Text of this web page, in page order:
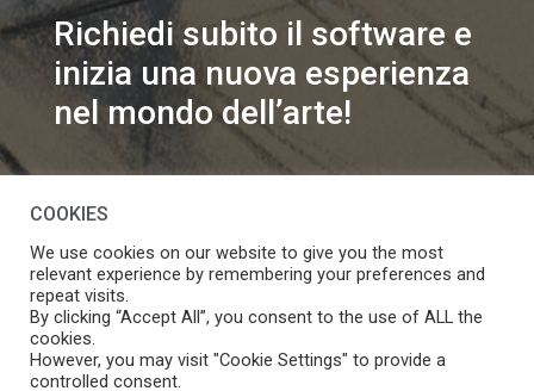
Richiedi subito il software e
inizia una nuova esperienza
nel mondo dell’arte!
Se vuoi modificare le preferenze sul consenso cookie
cliccaManage consent
COOKIES
We use cookies on our website to give you the most
relevant experience by remembering your preferences and
repeat visits.
By clicking “Accept All”, you consent to the use of ALL the
cookies.
However, you may visit "Cookie Settings" to provide a
controlled consent.